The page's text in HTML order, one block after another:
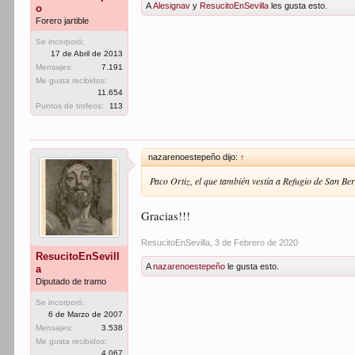
o
Forero jartible
Se incorporó:
17 de Abril de 2013
Mensajes:
7.191
Me gusta recibidos:
11.654
Puntos de trofeos:
113
AAlesignav yResucitoEnSevilla les gusta esto.
ResucitoEnSevill
a
Diputado de tramo
Se incorporó:
6 de Marzo de 2007
Mensajes:
3.538
Me gusta recibidos:
4.067
nazarenoestepeño dijo: ↑
Paco Ortiz, el que también vestía a Refugio de San
Gracias!!!
ResucitoEnSevilla 3 de Febrero de 2020
Anazarenoestepeño le gusta esto.